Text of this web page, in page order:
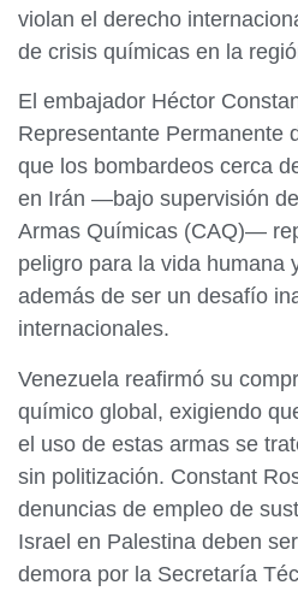
violan el derecho
de crisis químicas en la
El embajador Héctor
Representante Permanente
que los bombardeos cerca
en Irán —bajo supervisión
Armas Químicas (CAQ)—
peligro para la vida humana
además de ser un desafío
internacionales.
Venezuela reafirmó su
químico global, exigiendo
el uso de estas armas se
sin politización. Constant
denuncias de empleo de
Israel en Palestina deben
demora por la Secretaría